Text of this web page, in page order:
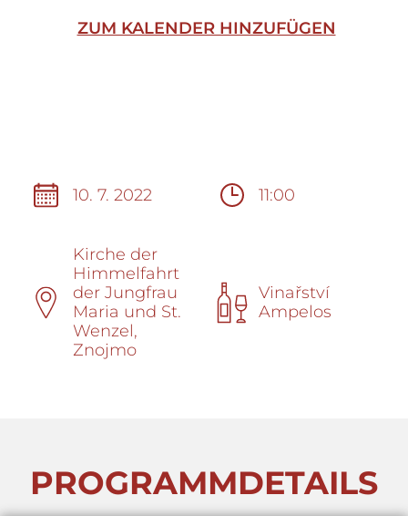
ZUM KALENDER HINZUFÜGEN
10. 7. 2022 11:00
Kirche der
Himmelfahrt
der Jungfrau
Maria und St.
Wenzel,
Znojmo
Vinařství
Ampelos
PROGRAMMDETAILS